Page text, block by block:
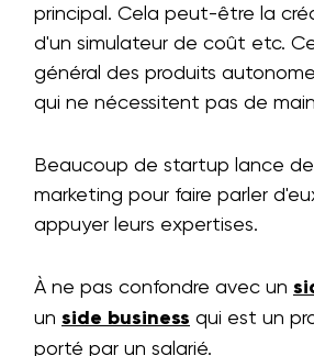
principal. Cela peut-être la
d'un simulateur de coût etc.
général des produits
qui ne nécessitent pas de
Beaucoup de startup lance
marketing pour faire parler
appuyer leurs expertises.
À ne pas confondre avec un
un side business qui est un
porté par un salarié.